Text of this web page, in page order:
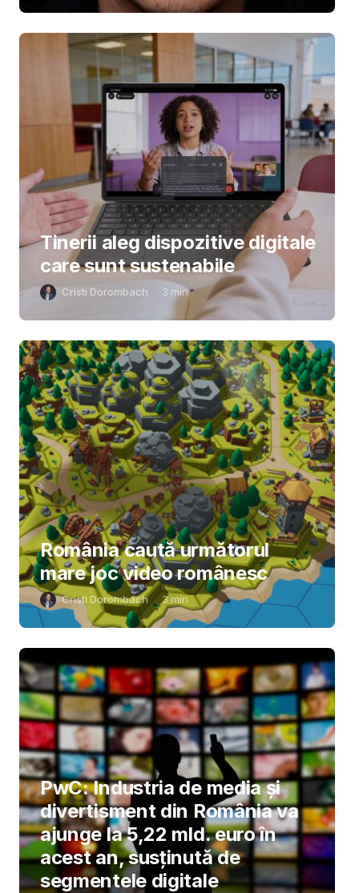
Tinerii aleg dispozitive digitale
care sunt sustenabile
Cristi Dorombach 3 min
România caută următorul
mare joc video românesc
Cristi Dorombach 3min
PwC: Industria de media și
divertisment din România va
ajunge la 5,22 mld. euro în
acest an, susținută de
segmentele digitale